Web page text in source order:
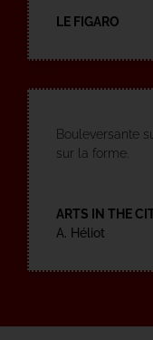
LE FIGARO
Bouleversante
sur la forme.
ARTS IN THE
A. Héliot